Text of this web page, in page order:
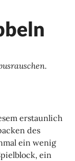
erstaunlich
des
ein wenig
ein